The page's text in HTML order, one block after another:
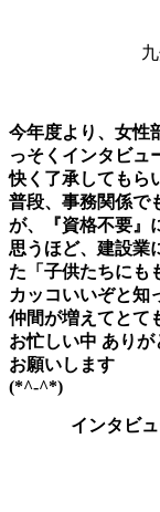
今年度より、女性
っそくインタビュ
快く了承してもら
普段、事務関係で
が、『資格不要』
思うほど、建設業
た「子供たちにも
カッコいいぞと知
仲間が増えてとて
お忙しい中 あり
お願いします
(*^-^*)
インタビ